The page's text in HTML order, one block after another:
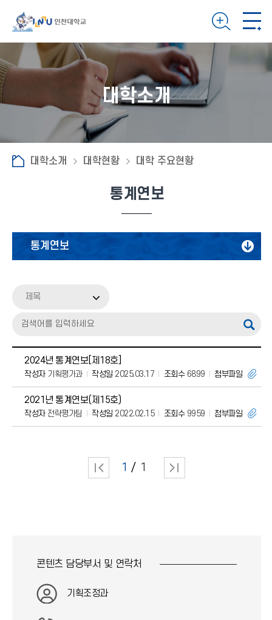
대학소개
대학소개 대학현황 대학 주요현황
통계연보
통계연보
정보공시자료
대학자체평가
제목
2024년 통계연보[제18호]
작성자기획평가과 작성일 2025.03.17 조회수6899 첨부파일
2021년 통계연보(제15호)
작성자전략평가팀 작성일 2022.02.15 조회수9959 첨부파일
1 1
콘텐츠 담당부서 및 연락처
기획조정과